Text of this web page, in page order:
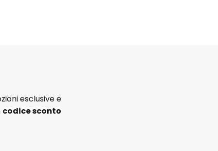
esclusive e
codice sconto